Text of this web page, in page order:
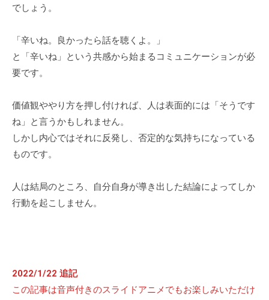
でしょう。
「辛いね。良かったら話を聴くよ。」
と「辛いね」という共感から始まるコミュニケーションが必
要です。
価値観ややり方を押し付ければ、人は表面的には「そうです
ね」と言うかもしれません。
しかし内心ではそれに反発し、否定的な気持ちになっている
ものです。
人は結局のところ、自分自身が導き出した結論によってしか
行動を起こしません。
2022/1/22 追記
この記事は音声付きのスライドアニメでもお楽しみいただけ